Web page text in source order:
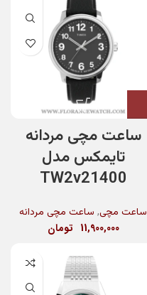
ساعت مچی مردانه
تایمکس مدل
TW2v21400
ساعت مچی, ساعت مچی مردانه
11,900,000 تومان